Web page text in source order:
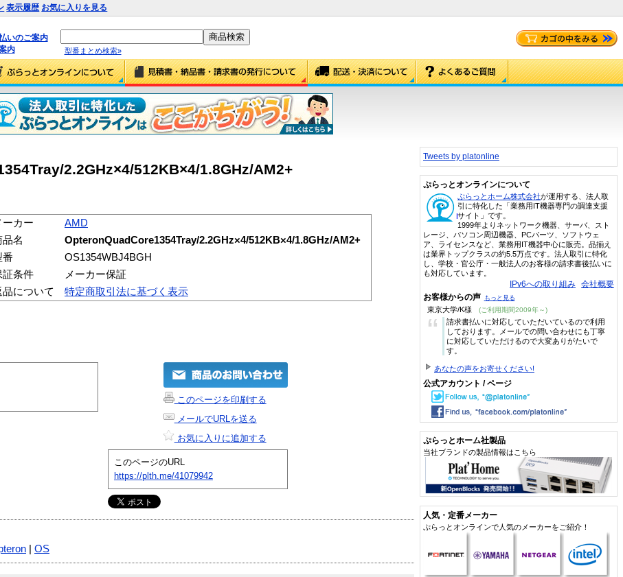
表示履歴 お気に入りを見る
いのご案内
内
型番まとめ検索»
2.2GHz×4/512KB×4/1.8GHz/AM2+
ーカー
AMD
品名
OpteronQuadCore1354Tray/2.2GHz×4/512KB×4/1.8GHz/AM2+
番
OS1354WBJ4BGH
証条件
メーカー保証
品について
特定商取引法に基づく表示
このページを印刷する
メールでURLを送る
お気に入りに追加する
このページのURL
https://plth.me/41079942
OS
Tweets by platonline
ぷらっとオンラインについて
ぷらっとホーム株式会社が運用する、法人取
引に特化した「業務用IT機器専門の調達支援
サイト」です。
1999年よりネットワーク機器、サーバ、スト
レージ、パソコン周辺機器、PCパーツ、ソフトウェ
ア、ライセンスなど、業務用IT機器中心に販売。品揃え
は業界トップクラスの約5.5万点です。法人取引に特化
し、学校・官公庁・一般法人のお客様の請求書後払いに
も対応しています。
IPv6への取り組み 会社概要
お客様からの声 もっと見る
東京大学/K様 (ご利用期間2009年～)
“
請求書払いに対応していただいているので利用
しております。メールでの問い合わせにも丁寧
に対応していただけるので大変ありがたいで
す。
あなたの声をお寄せください!
公式アカウント / ページ
ぷらっとホーム社製品
当社ブランドの製品情報はこちら
人気・定番メーカー
ぷらっとオンラインで人気のメーカーをご紹介！